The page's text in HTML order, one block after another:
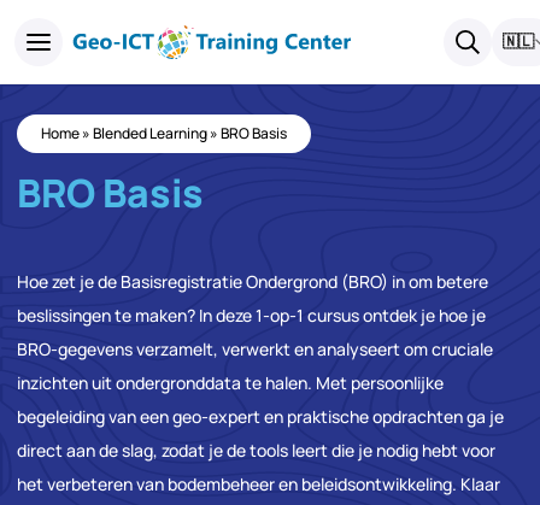
🇳🇱
Home»Blended Learning»BRO Basis
BRO Basis
Hoe zet je de Basisregistratie Ondergrond (BRO) in om betere
beslissingen te maken? In deze 1-op-1 cursus ontdek je hoe je
BRO-gegevens verzamelt, verwerkt en analyseert om cruciale
inzichten uit ondergronddata te halen. Met persoonlijke
begeleiding van een geo-expert en praktische opdrachten ga je
direct aan de slag, zodat je de tools leert die je nodig hebt voor
het verbeteren van bodembeheer en beleidsontwikkeling. Klaar